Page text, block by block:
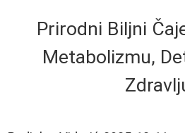
Prirodni Biljni
Metabolizmu,